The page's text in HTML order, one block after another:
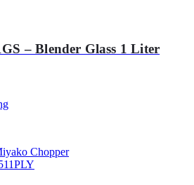
– Blender Glass 1 Liter